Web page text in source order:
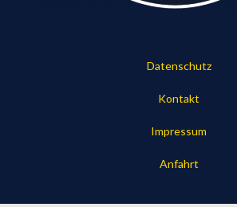
Datenschutz
Kontakt
Impressum
Anfahrt